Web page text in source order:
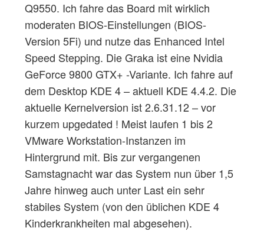
Q9550. Ich fahre das Board mit wirklich
moderaten BIOS-Einstellungen (BIOS-
Version 5Fi) und nutze das Enhanced Intel
Speed Stepping. Die Graka ist eine Nvidia
GeForce 9800 GTX+ -Variante. Ich fahre auf
dem Desktop KDE 4 – aktuell KDE 4.4.2. Die
aktuelle Kernelversion ist 2.6.31.12 – vor
kurzem upgedated ! Meist laufen 1 bis 2
VMware Workstation-Instanzen im
Hintergrund mit. Bis zur vergangenen
Samstagnacht war das System nun über 1,5
Jahre hinweg auch unter Last ein sehr
stabiles System (von den üblichen KDE 4
Kinderkrankheiten mal abgesehen).